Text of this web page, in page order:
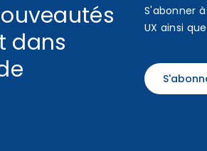
dans
S'abonner
UX ainsi